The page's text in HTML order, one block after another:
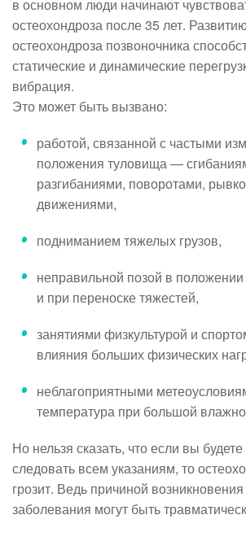
в основном люди начинают
остеохондроза после 35 лет.
остеохондроза позвоночника
статические и динамические
вибрация.
Это может быть вызвано:
работой, связанной с частыми
положения туловища —
разгибаниями, поворотами,
движениями,
подниманием тяжелых грузов,
неправильной позой в
и при переноске тяжестей,
занятиями физкультурой и
влияния больших физических
неблагоприятными
температура при большой
Но нельзя сказать, что если вы
следовать всем указаниям, то
грозит. Ведь причиной возникновения
заболевания могут быть